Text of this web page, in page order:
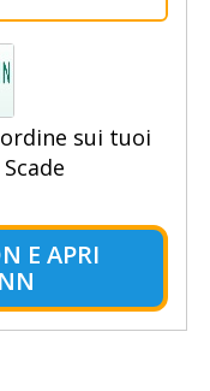
sui tuoi
E APRI